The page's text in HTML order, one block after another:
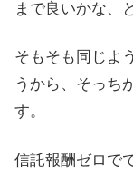
まで良いかな、
そもそも同じよ
うから、そっち
す。
信託報酬ゼロで